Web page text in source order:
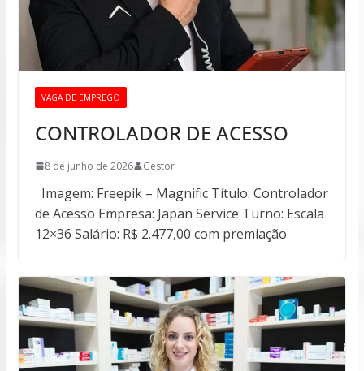
VAGA DE EMPREGO
CONTROLADOR DE ACESSO
8 de junho de 2026 Gestor
Imagem: Freepik – Magnific Título: Controlador
de Acesso Empresa: Japan Service Turno: Escala
12×36 Salário: R$ 2.477,00 com premiação